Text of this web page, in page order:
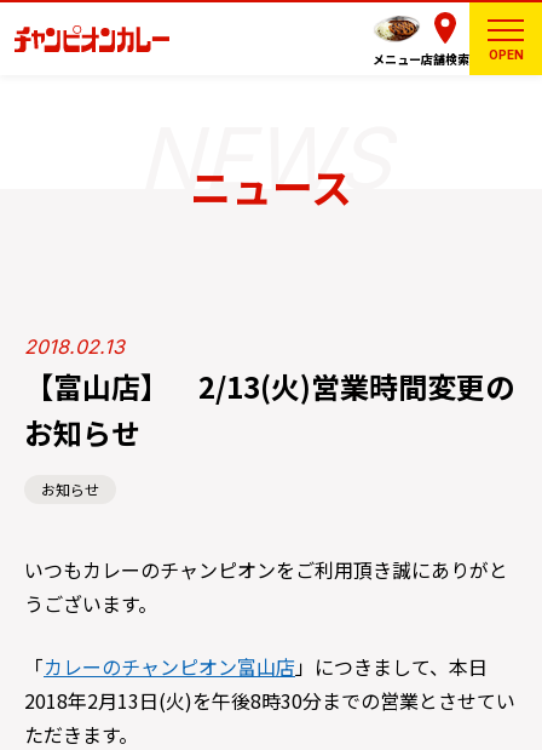
メニュー店舗検索 OPEN
ニュース
2018.02.13
【富山店】 2/13(火)営業時間変更の
お知らせ
お知らせ
いつもカレーのチャンピオンをご利用頂き誠にありがと
うございます。
「カレーのチャンピオン富山店」につきまして、本日
2018年2月13日(火)を午後8時30分までの営業とさせてい
ただきます。